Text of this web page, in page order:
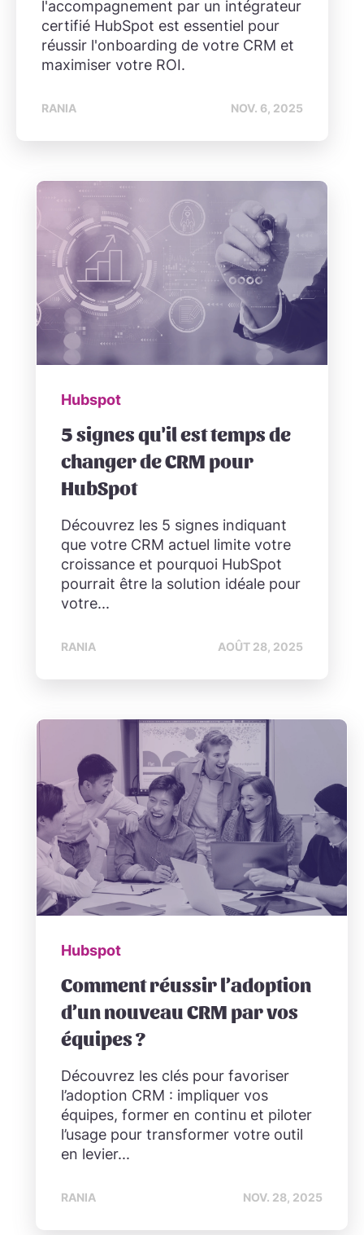
l'accompagnement par un intégrateur
certifié HubSpot est essentiel pour
réussir l'onboarding de votre CRM et
maximiser votre ROI.
RANIA NOV. 6, 2025
Hubspot
5 signes qu'il est temps de
changer de CRM pour
HubSpot
Découvrez les 5 signes indiquant
que votre CRM actuel limite votre
croissance et pourquoi HubSpot
pourrait être la solution idéale pour
votre...
RANIA AOÛT 28, 2025
Hubspot
Comment réussir l’adoption
d’un nouveau CRM par vos
équipes ?
Découvrez les clés pour favoriser
l’adoption CRM : impliquer vos
équipes, former en continu et piloter
l’usage pour transformer votre outil
en levier...
RANIA NOV. 28, 2025